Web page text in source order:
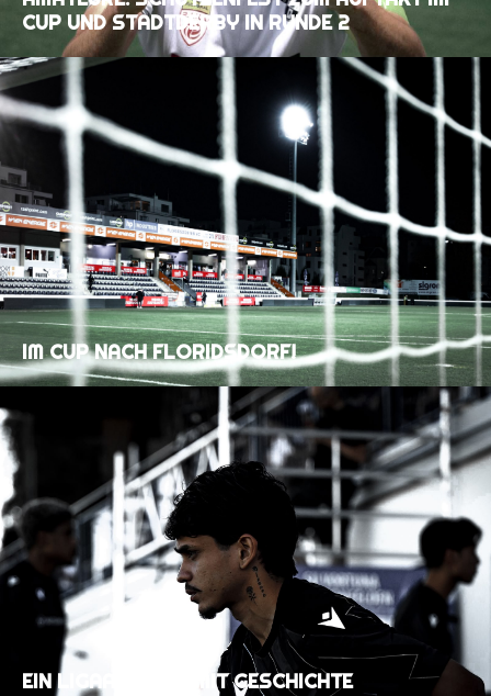
CUP UND STADTDERBY IN RUNDE 2
IM CUP NACH FLORIDSDORF!
EIN LIGAAUFTAKT MIT GESCHICHTE